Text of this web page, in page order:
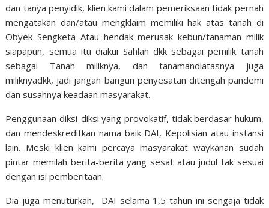
dan tanya penyidik, klien kami dalam pemeriksaan tidak pernah
mengatakan dan/atau mengklaim memiliki hak atas tanah di
Obyek Sengketa Atau hendak merusak kebun/tanaman milik
siapapun, semua itu diakui Sahlan dkk sebagai pemilik tanah
sebagai Tanah miliknya, dan tanamandiatasnya juga
miliknyadkk, jadi jangan bangun penyesatan ditengah pandemi
dan susahnya keadaan masyarakat.
Penggunaan diksi-diksi yang provokatif, tidak berdasar hukum,
dan mendeskreditkan nama baik DAI, Kepolisian atau instansi
lain. Meski klien kami percaya masyarakat waykanan sudah
pintar memilah berita-berita yang sesat atau judul tak sesuai
dengan isi pemberitaan.
Dia juga menuturkan, DAI selama 1,5 tahun ini sengaja tidak